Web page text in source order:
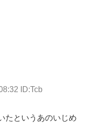
ID:Tcb
たというあのいじめ